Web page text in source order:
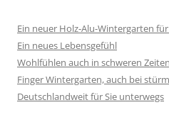
Ein neuer Holz-Alu-Wintergarten
Ein neues Lebensgefühl
Wohlfühlen auch in schweren Zeiten
Finger Wintergarten, auch bei
Deutschlandweit für Sie unterwegs